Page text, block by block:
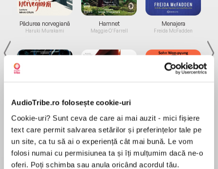
AudioTribe.ro folosește cookie-uri
Cookie-uri? Sunt ceva de care ai mai auzit - mici fișiere
text care permit salvarea setărilor și preferințelor tale pe
un site, ca tu să ai o experiență cât mai bună. Le vom
folosi numai cu permisiunea ta și îți mulțumim dacă ne-o
oferi. Poți schimba sau anula oricând acordul tău.
Pădurea norvegiană
Haruki Murakami
de...
Dani Francis
Hamnet
Maggie O'Farrell
la...
Lauren Weisberger
Menajera
Freida McFadden
Sohn Won-pyung